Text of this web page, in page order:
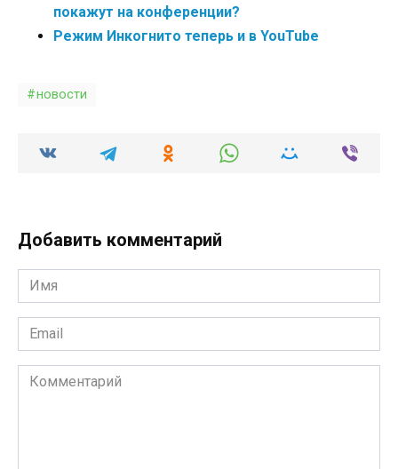
покажут на конференции?
Режим Инкогнито теперь и в YouTube
новости
Добавить комментарий
Имя
*
Email
*
Комментарий